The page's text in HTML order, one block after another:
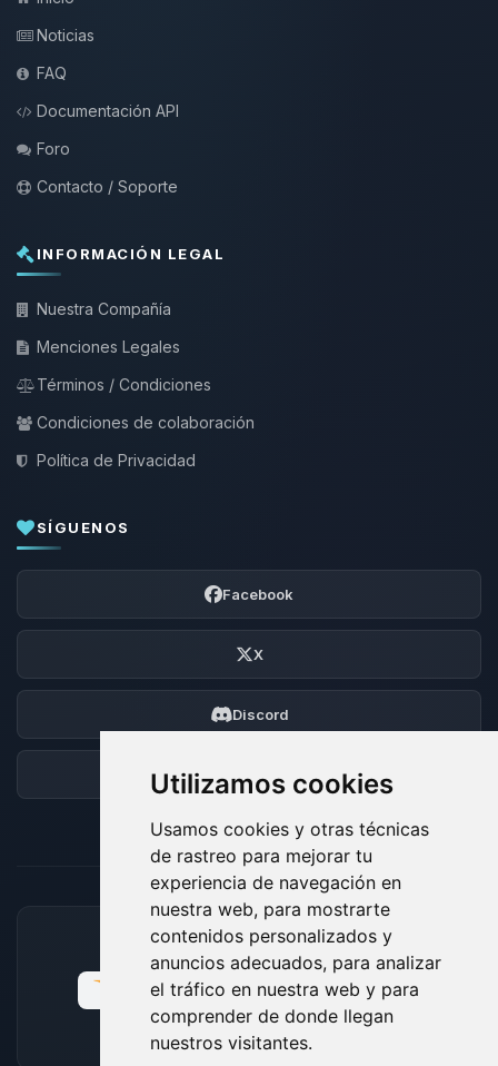
Utilizamos cookies
Usamos cookies y otras técnicas
de rastreo para mejorar tu
experiencia de navegación en
nuestra web, para mostrarte
contenidos personalizados y
anuncios adecuados, para analizar
el tráfico en nuestra web y para
comprender de donde llegan
nuestros visitantes.
Noticias
FAQ
Documentación API
Foro
Contacto / Soporte
INFORMACIÓN LEGAL
Nuestra Compañía
Menciones Legales
Términos / Condiciones
Condiciones de colaboración
Política de Privacidad
SÍGUENOS
Facebook
X
Discord
Foro
MÉTODOS DE PAGO ACEPTADOS